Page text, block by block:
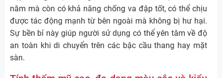
năm mà còn có khả năng chống va đập tốt, có thể chịu
được tác động mạnh từ bên ngoài mà không bị hư hại.
Sự bền bỉ này giúp người sử dụng có thể yên tâm về độ
an toàn khi di chuyển trên các bậc cầu thang hay mặt
sàn.